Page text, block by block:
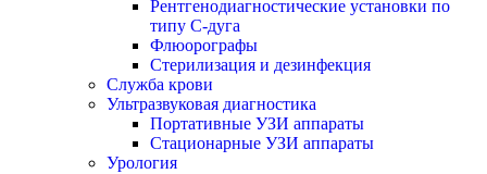
Рентгенодиагностические установки по
типу С-дуга
Флюорографы
Стерилизация и дезинфекция
Служба крови
Ультразвуковая диагностика
Портативные УЗИ аппараты
Стационарные УЗИ аппараты
Урология